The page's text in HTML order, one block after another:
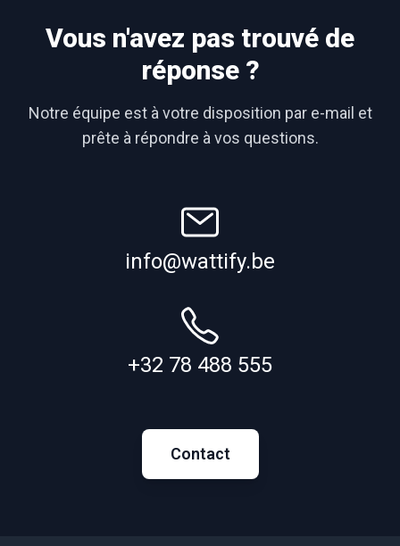
Vous n'avez pas trouvé de
réponse ?
Notre équipe est à votre disposition par e-mail et
prête à répondre à vos questions.
info@wattify.be
+32 78 488 555
Contact